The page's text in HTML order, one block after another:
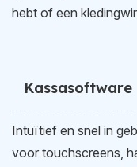
hebt of een
Kassasoftware
Intuïtief en snel in
voor touchscreens,